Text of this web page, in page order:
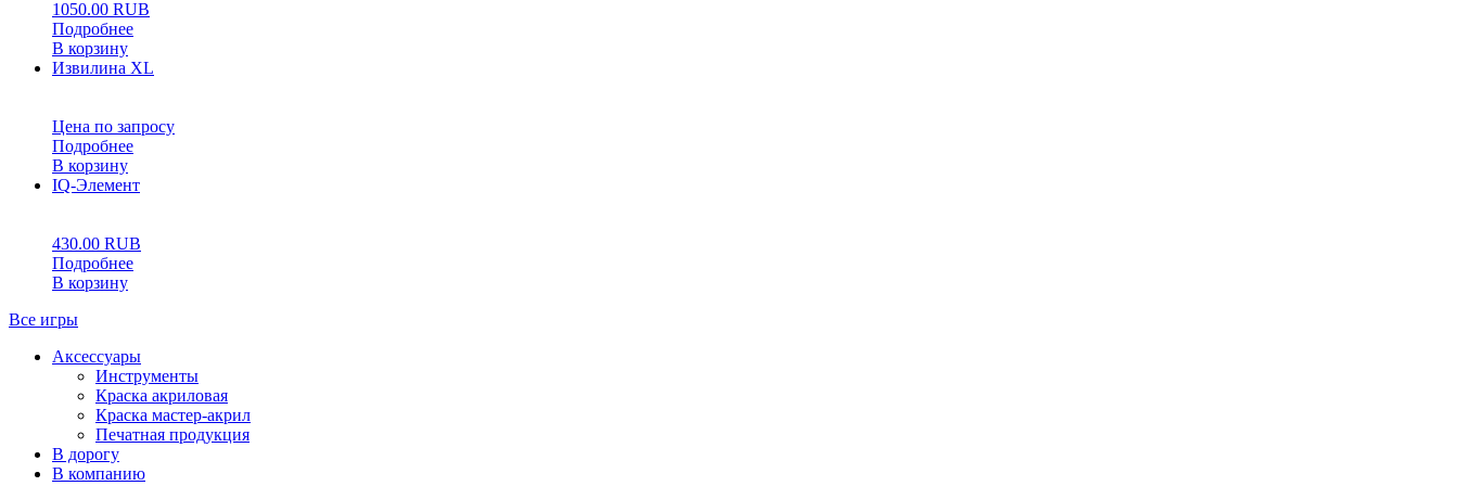
1050.00 RUB
Подробнее
В корзину
Извилина XL
Цена по запросу
Подробнее
В корзину
IQ-Элемент
430.00 RUB
Подробнее
В корзину
Все игры
Аксессуары
Инструменты
Краска акриловая
Краска мастер-акрил
Печатная продукция
В дорогу
В компанию